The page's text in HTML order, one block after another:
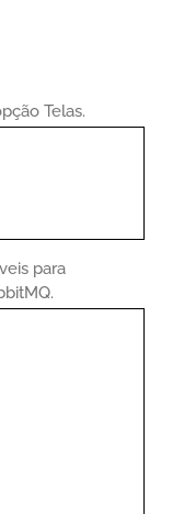
Telas.
para